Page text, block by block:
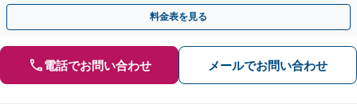
【休日夜間／オンライン相談OK】
料金表を見る
電話でお問い合わせ メールでお問い合わせ